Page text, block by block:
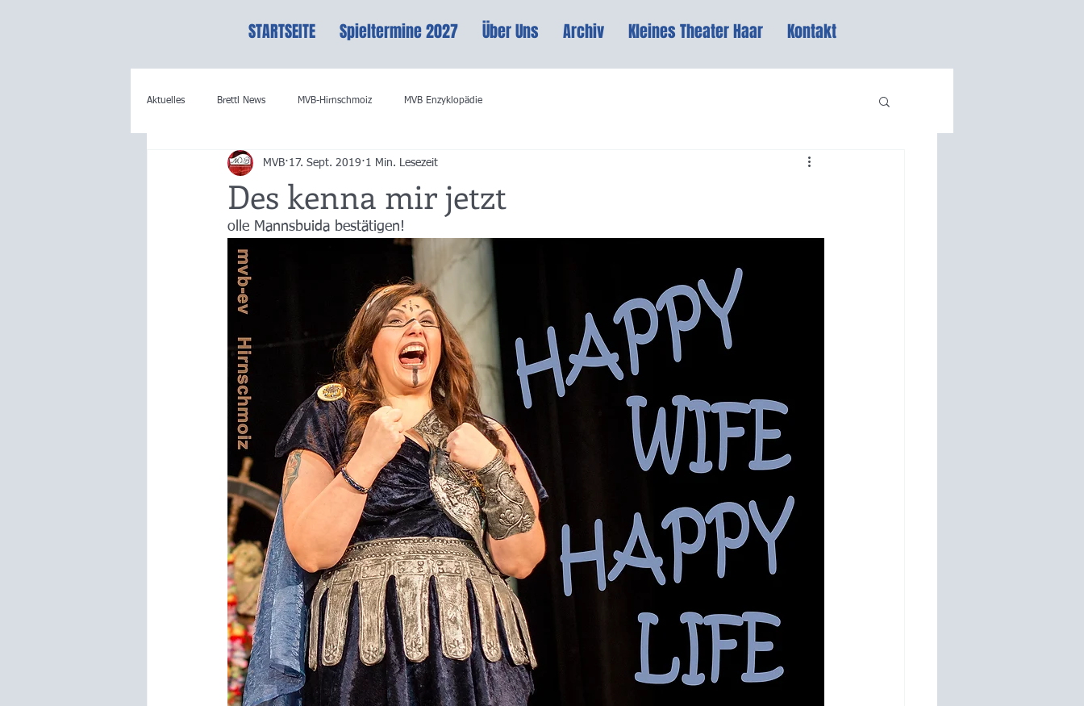
STARTSEITE Spieltermine 2027 Über Uns Archiv Kleines Theater Haar Kontakt
Aktuelles Brettl News MVB-Hirnschmoiz MVB Enzyklopädie
Des kenna mir jetzt
MVB 17. Sept. 2019 1 Min. Lesezeit
olle Mannsbuida bestätigen!